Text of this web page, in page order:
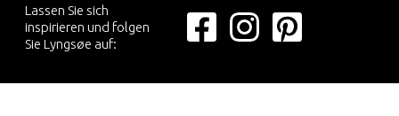
Lassen Sie sich
inspirieren und folgen
Sie Lyngsøe auf: